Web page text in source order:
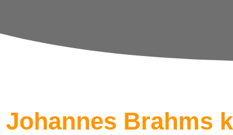
Johannes Brahms